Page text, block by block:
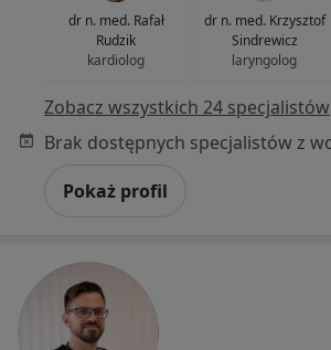
dr n. med. Rafał
Rudzik
kardiolog
dr n. med. Krzysztof
Sindrewicz
laryngolog
Zobacz wszystkich 24 specjalistów
Pokaż profil